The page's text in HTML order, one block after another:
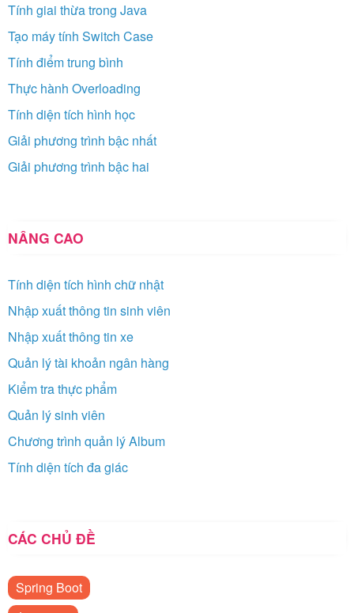
Tính giai thừa trong Java
Tạo máy tính Switch Case
Tính điểm trung bình
Thực hành Overloading
Tính diện tích hình học
Giải phương trình bậc nhất
Giải phương trình bậc hai
NÂNG CAO
Tính diện tích hình chữ nhật
Nhập xuất thông tin sinh viên
Nhập xuất thông tin xe
Quản lý tài khoản ngân hàng
Kiểm tra thực phẩm
Quản lý sinh viên
Chương trình quản lý Album
Tính diện tích đa giác
CÁC CHỦ ĐỀ
Spring Boot